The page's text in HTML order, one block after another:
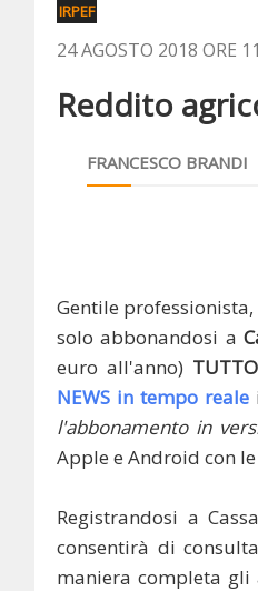
IRPEF
24 AGOSTO 2018 ORE
Reddito
FRANCESCO BRANDI
Gentile professionista,
solo abbonandosi a
euro all'anno) TUTTO
NEWS in tempo reale
l'abbonamento in
Apple e Android con
Registrandosi a
consentirà di
maniera completa